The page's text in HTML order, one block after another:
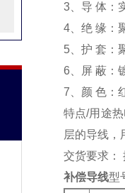
3、导 体：
4、绝 缘：
5、护 套：
6、屏 蔽：
7、颜 色：
特点/用途
层的导线，
交货要求：
补偿导线型